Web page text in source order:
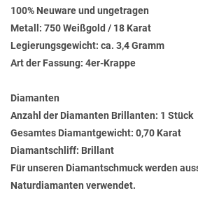
100% Neuware und ungetragen
Metall: 750 Weißgold / 18 Karat
Legierungsgewicht: ca. 3,4 Gramm
Art der Fassung: 4er-Krappe
Diamanten
Anzahl der Diamanten Brillanten: 1 Stück
Gesamtes Diamantgewicht: 0,70 Karat
Diamantschliff: Brillant
Für unseren Diamantschmuck werden
Naturdiamanten verwendet.